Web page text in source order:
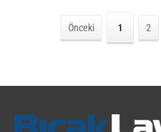
Önceki 1 2